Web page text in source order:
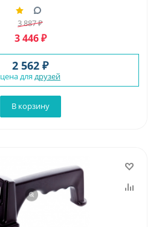
3 887₽
3 446₽
2 562 ₽
цена для друзей
В корзину